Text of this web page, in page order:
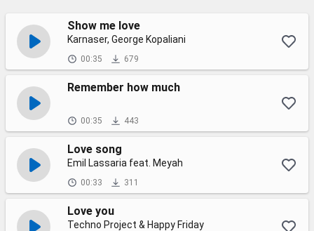
Show me love
Karnaser, George Kopaliani
00:35 679
Remember how much
00:35 443
Love song
Emil Lassaria feat. Meyah
00:33 311
Love you
Techno Project & Happy Friday